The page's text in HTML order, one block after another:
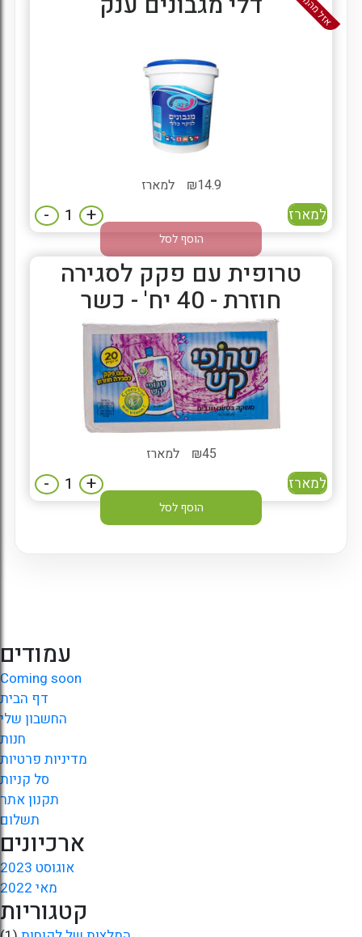
14.9
₪ למארז
למארז +
-
הוסף לסל
טרופית עם פקק לסגירה
חוזרת - 40 יח' - כשר
45
₪ למארז
למארז +
-
הוסף לסל
עמודים
Coming soon
דף הבית
החשבון שלי
חנות
מדיניות פרטיות
סל קניות
תקנון אתר
תשלום
ארכיונים
אוגוסט 2023
מאי 2022
קטגוריות